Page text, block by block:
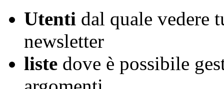
Utenti dal quale vedere
newsletter
liste dove è possibile